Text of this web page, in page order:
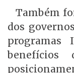
Também
dos
programas
benefícios